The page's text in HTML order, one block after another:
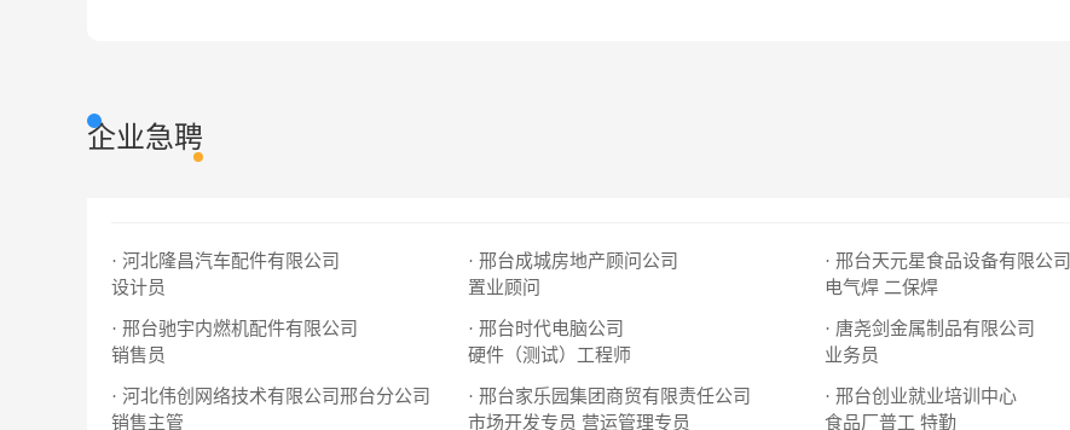
企业急聘
· 河北隆昌汽车配件有限公司
设计员
· 邢台成城房地产顾问公司
置业顾问
· 邢台天元星食品设备有限公司
电气焊 二保焊
· 邢台驰宇内燃机配件有限公司
销售员
· 邢台时代电脑公司
硬件（测试）工程师
· 唐尧剑金属制品有限公司
业务员
· 河北伟创网络技术有限公司邢台分公司
销售主管
· 邢台家乐园集团商贸有限责任公司
市场开发专员 营运管理专员
· 邢台创业就业培训中心
食品厂普工 特勤